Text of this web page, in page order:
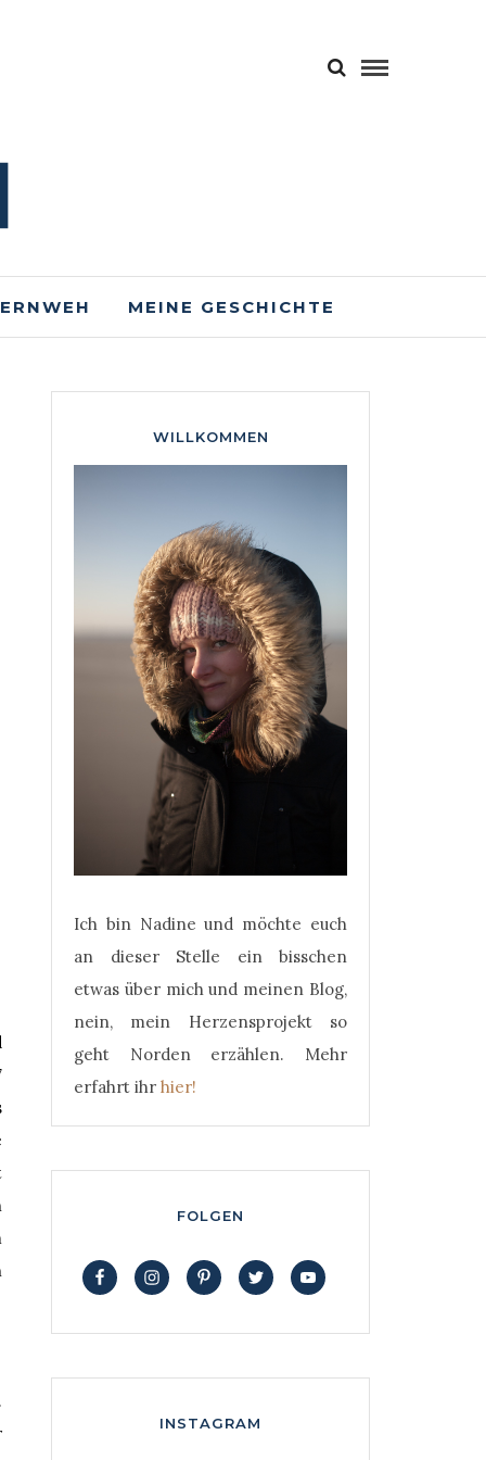
MEINE GESCHICHTE
WILLKOMMEN
Ich bin Nadine und möchte euch
an dieser Stelle ein bisschen
etwas über mich und meinen Blog,
nein, mein Herzensprojekt so
geht Norden erzählen. Mehr
erfahrt ihrhier!
FOLGEN
INSTAGRAM